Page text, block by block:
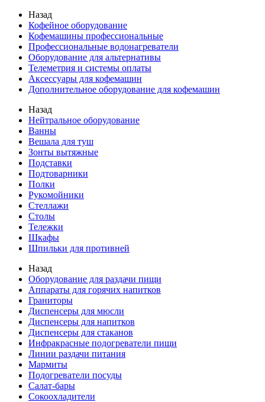
Назад
Кофейное оборудование
Кофемашины профессиональные
Профессиональные водонагреватели
Оборудование для альтернативы
Телеметрия и системы оплаты
Аксессуары для кофемашин
Дополнительное оборудование для кофемашин
Назад
Нейтральное оборудование
Ванны
Вешала для туш
Зонты вытяжные
Подставки
Подтоварники
Полки
Рукомойники
Стеллажи
Столы
Тележки
Шкафы
Шпильки для противней
Назад
Оборудование для раздачи пищи
Аппараты для горячих напитков
Граниторы
Диспенсеры для мюсли
Диспенсеры для напитков
Диспенсеры для стаканов
Инфракрасные подогреватели пищи
Линии раздачи питания
Мармиты
Подогреватели посуды
Салат-бары
Сокоохладители